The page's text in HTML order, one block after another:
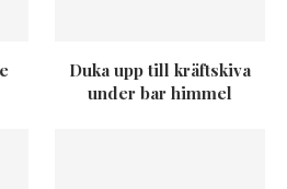
Duka upp till kräftskiva
under bar himmel